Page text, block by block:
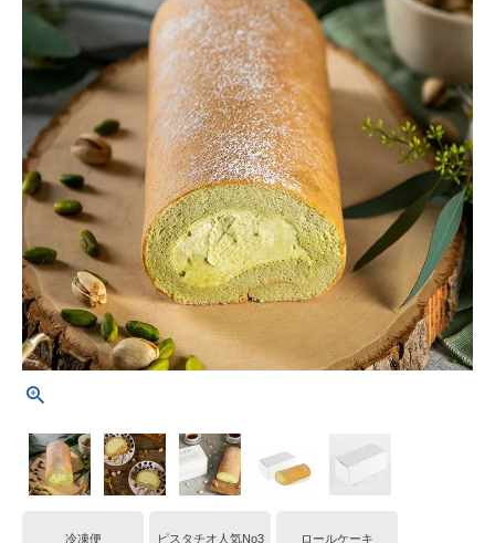
冷凍便 ピスタチオ人気No3 ロールケーキ